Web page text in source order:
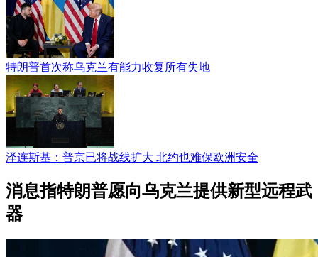
特朗普首次称乌克兰有能力收复所有失地
泽连斯基：普京已将战线扩大 北约也难保欧洲安全
消息指特朗普愿向乌克兰提供新型远程武
器